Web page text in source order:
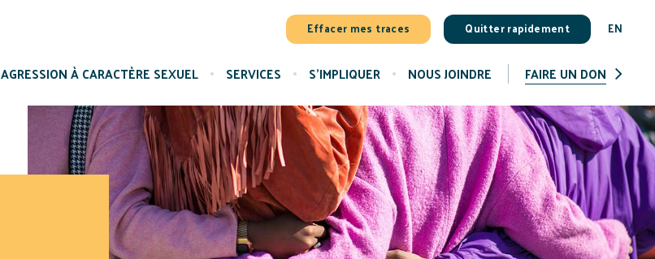
Effacer mes traces Quitter rapidement EN
AGRESSION À CARACTÈRE SEXUEL SERVICES S'IMPLIQUER NOUS JOINDRE FAIRE UN DON